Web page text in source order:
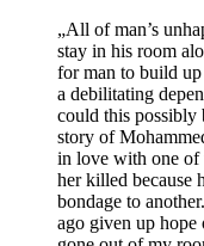
„All of man’s
stay in his room
for man to build up
a debi­li­ta­ting
could this pos­si­bly
sto­ry of
in love with one of
her kil­led becau­se
bon­da­ge to
ago given up